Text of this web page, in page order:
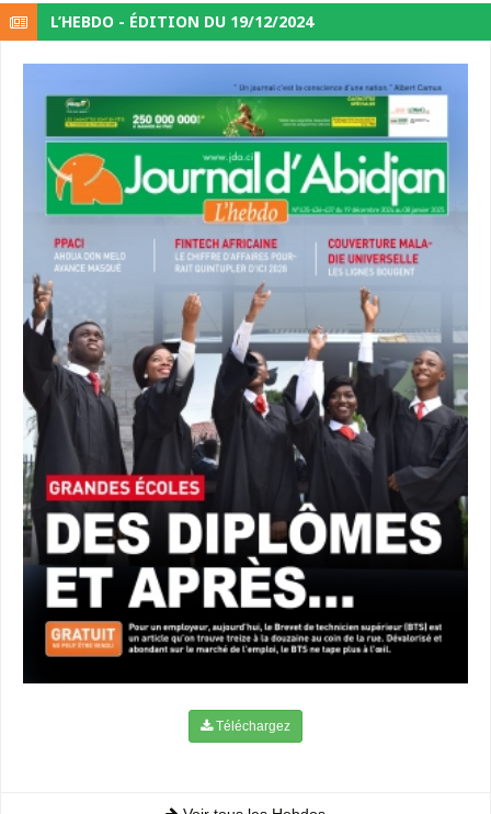
L’HEBDO - ÉDITION DU 19/12/2024
Téléchargez